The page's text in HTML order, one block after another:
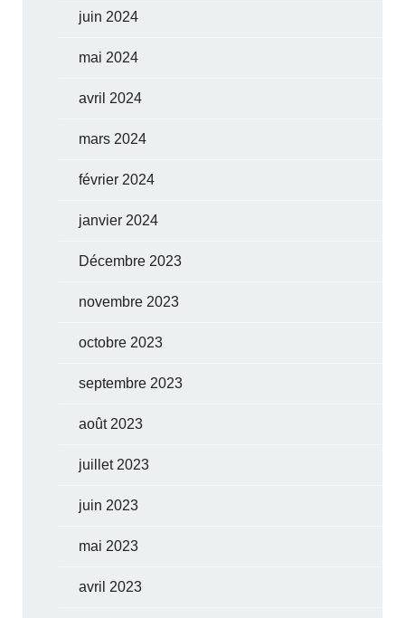
juin 2024
mai 2024
avril 2024
mars 2024
février 2024
janvier 2024
Décembre 2023
novembre 2023
octobre 2023
septembre 2023
août 2023
juillet 2023
juin 2023
mai 2023
avril 2023